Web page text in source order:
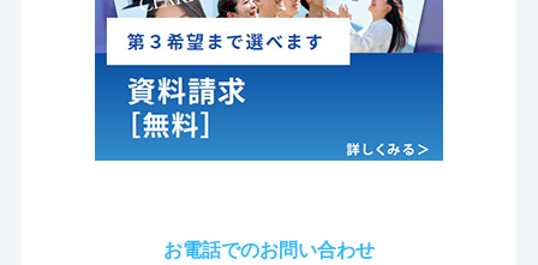
お電話でのお問い合わせ